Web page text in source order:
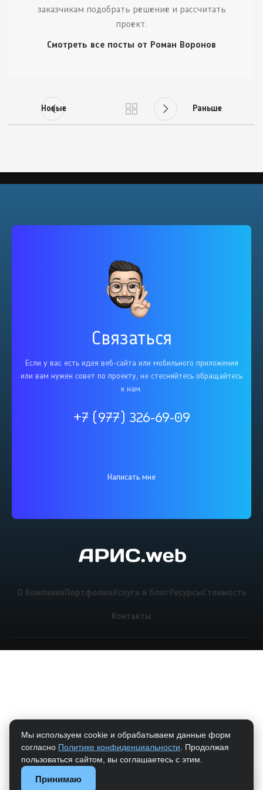
заказчикам подобрать решение и рассчитать
проект.
Смотреть все посты от Роман Воронов
Новые Раньше
Связаться
Если у вас есть идея веб-сайта или мобильного приложения
или вам нужен совет по проекту, не стесняйтесь обращайтесь
к нам.
+7 (977) 326-69-09
Написать мне
О Компании ПортфолиоУслуги и блог РесурсыСтоимость
Контакты
Мы используем cookie и обрабатываем данные форм
согласно Политике конфиденциальности . Продолжая
пользоваться сайтом, вы соглашаетесь с этим.
Принимаю